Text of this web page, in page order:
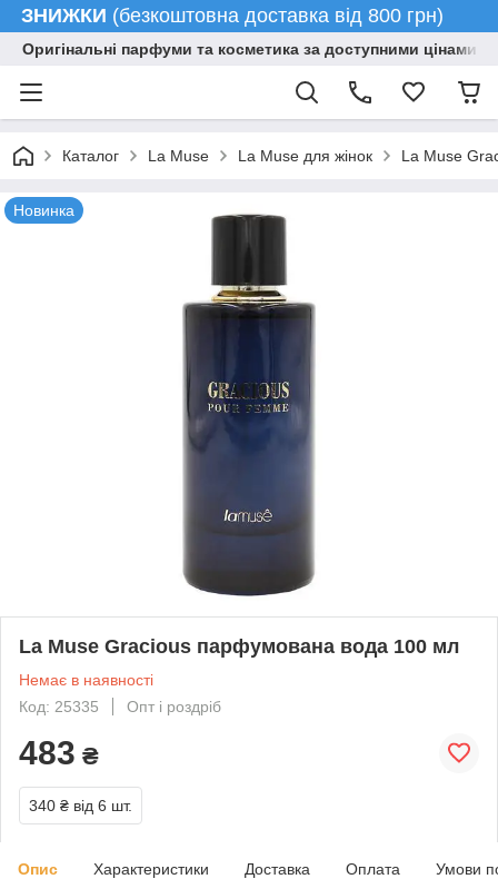
ЗНИЖКИ (безкоштовна доставка від 800 грн)
Оригінальні парфуми та косметика за доступними цінами
Каталог La Muse La Muse для жінок La Muse
Новинка
La Muse Gracious парфумована вода 100 мл
Немає в наявності
Код: 25335
Опт і роздріб
483 ₴
340 ₴ від 6 шт.
Опис Характеристики Доставка Оплата Умови